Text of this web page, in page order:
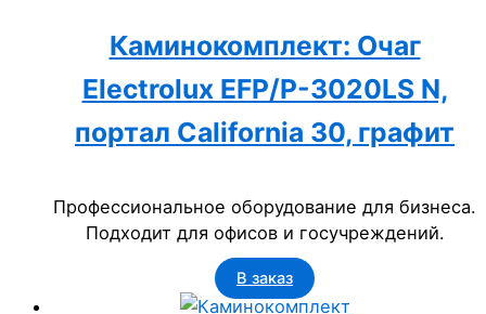
Каминокомплект: Очаг
Electrolux EFP/P-3020LS N,
портал California 30, графит
Профессиональное оборудование для бизнеса.
Подходит для офисов и госучреждений.
В заказ